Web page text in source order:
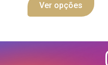
Ver opções